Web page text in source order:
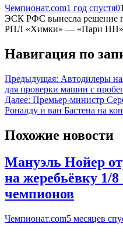
Чемпионат.com1 год спустя0
ЭСК РФС вынесла решение
РПЛ «Химки» — «Пари НН»
Навигация по
Предыдущая: Автодилеры
для проверки машин с
Далее: Премьер-министр
Роналду и ван Бастена на
Похожие новости
Мануэль Нойер
на жеребьёвку 1/
чемпионов
Чемпионат.com5 месяцев